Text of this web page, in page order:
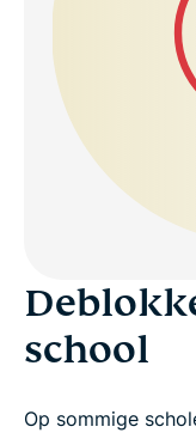
school
Op sommige